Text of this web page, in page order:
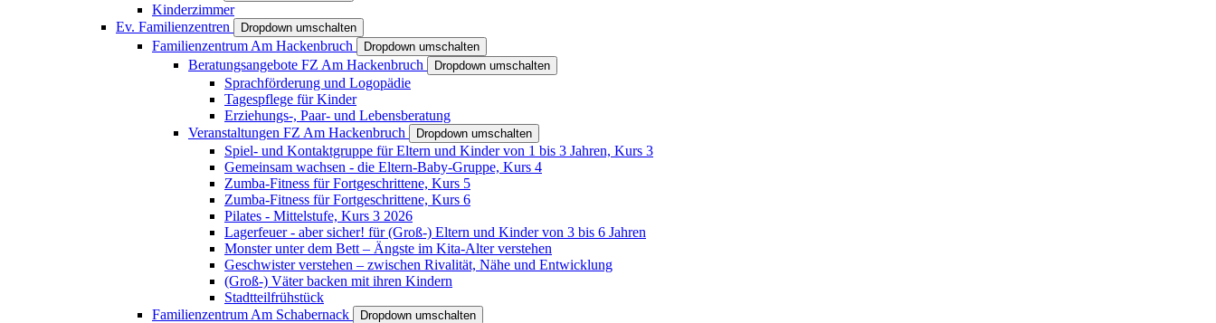
Kinderzimmer
Ev. Familienzentren
Dropdown umschalten
Familienzentrum Am Hackenbruch Dropdown umschalten
Beratungsangebote FZ Am Hackenbruch Dropdown umschalten
Sprachförderung und Logopädie
Tagespflege für Kinder
Erziehungs-, Paar- und Lebensberatung
Veranstaltungen FZ Am Hackenbruch
Dropdown umschalten
Spiel- und Kontaktgruppe für Eltern und Kinder von 1 bis 3 Jahren, Kurs 3
Gemeinsam wachsen - die Eltern-Baby-Gruppe, Kurs 4
Zumba-Fitness für Fortgeschrittene, Kurs 5
Zumba-Fitness für Fortgeschrittene, Kurs 6
Pilates - Mittelstufe, Kurs 3 2026
Lagerfeuer - aber sicher! für (Groß-) Eltern und Kinder von 3 bis 6 Jahren
Monster unter dem Bett – Ängste im Kita-Alter verstehen
Geschwister verstehen – zwischen Rivalität, Nähe und Entwicklung
(Groß-) Väter backen mit ihren Kindern
Stadtteilfrühstück
Familienzentrum Am Schabernack
Dropdown umschalten